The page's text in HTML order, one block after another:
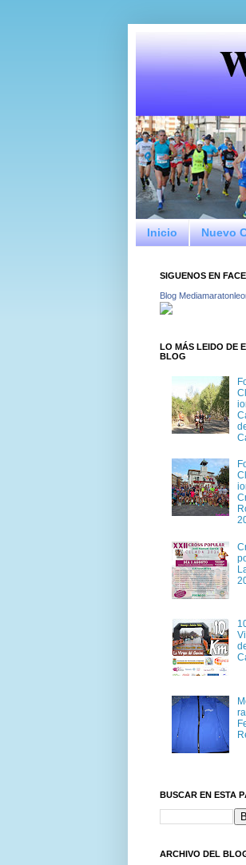
Inicio Nuevo
SIGUENOS EN
Blog
LO MÁS LEIDO DE
BLOG
BUSCAR EN ESTA
ARCHIVO DEL